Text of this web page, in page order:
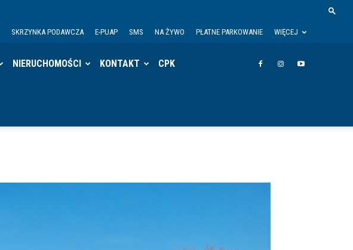
SKRZYNKA PODAWCZA E-PUAP SMS NA ŻYWO PŁATNE PARKOWANIE WIĘCEJ
NIERUCHOMOŚCI KONTAKT CPK